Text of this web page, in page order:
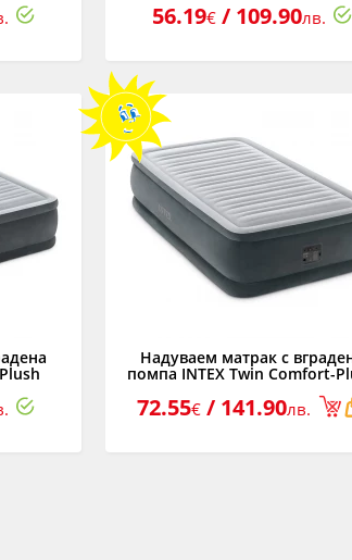
56.19€ / 109.90лв.
Надуваем матрак с
помпа INTEX Twin Comfort-
72.55€/ 141.90лв.